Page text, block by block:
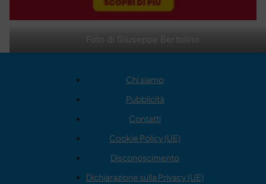
Foto di Giuseppe Bertolino
Chi siamo
Pubblicità
Contatti
Cookie Policy (UE)
Disconoscimento
Dichiarazione sulla Privacy (UE)